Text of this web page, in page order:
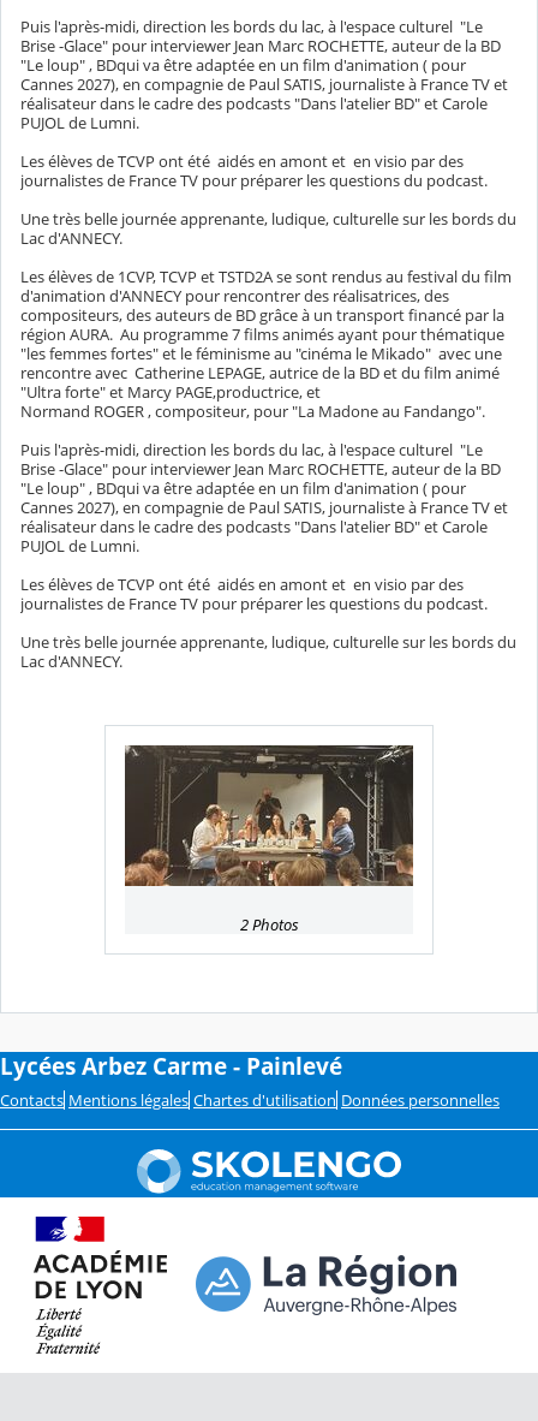
Puis l'après-midi, direction les bords du lac, à l'espace culturel "Le
Brise -Glace" pour interviewer Jean Marc ROCHETTE, auteur de la BD
"Le loup" , BDqui va être adaptée en un film d'animation ( pour
Cannes 2027), en compagnie de Paul SATIS, journaliste à France TV et
réalisateur dans le cadre des podcasts "Dans l'atelier BD" et Carole
PUJOL de Lumni.
Les élèves de TCVP ont été aidés en amont et en visio par des
journalistes de France TV pour préparer les questions du podcast.
Une très belle journée apprenante, ludique, culturelle sur les bords du
Lac d'ANNECY.
Les élèves de 1CVP, TCVP et TSTD2A se sont rendus au festival du film
d'animation d'ANNECY pour rencontrer des réalisatrices, des
compositeurs, des auteurs de BD grâce à un transport financé par la
région AURA. Au programme 7 films animés ayant pour thématique
"les femmes fortes" et le féminisme au "cinéma le Mikado" avec une
rencontre avec Catherine LEPAGE, autrice de la BD et du film animé
"Ultra forte" et Marcy PAGE,productrice, et
Normand ROGER , compositeur, pour "La Madone au Fandango".
Puis l'après-midi, direction les bords du lac, à l'espace culturel "Le
Brise -Glace" pour interviewer Jean Marc ROCHETTE, auteur de la BD
"Le loup" , BDqui va être adaptée en un film d'animation ( pour
Cannes 2027), en compagnie de Paul SATIS, journaliste à France TV et
réalisateur dans le cadre des podcasts "Dans l'atelier BD" et Carole
PUJOL de Lumni.
Les élèves de TCVP ont été aidés en amont et en visio par des
journalistes de France TV pour préparer les questions du podcast.
Une très belle journée apprenante, ludique, culturelle sur les bords du
Lac d'ANNECY.
2 Photos
Lycées Arbez Carme - Painlevé
Contacts Mentions légales Chartes d'utilisation Données personnelles